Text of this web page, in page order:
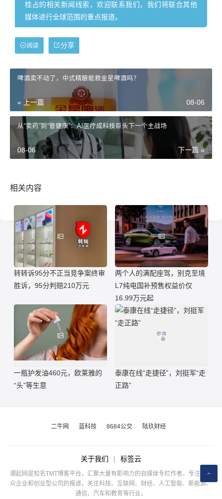
桂占的相关新闻线索，欢迎联系我们，我们将联合其他
媒体进行全球范围的重点报道。
分享
阅读
啤酒卖不动了，中式精酿能救金星啤酒吗？
« 上一篇 08-06
从“卖药”到“管健康”：AI医疗成科技巨头下一个主战场
下一篇 »
08-06
相关内容
转转诉95分不正当竞争案终审
胜诉，95分判赔210万元
两个人的满配座驾，别克至境
L7纯电国补预售权益价仅
16.99万元起
一瓶护发油460元，欧莱雅的
“头”等生意
泰康在线“走捷径”，刘挺军“走
正路”
二牛网 蓝科技 8684公交 陆玖财经
关于我们 | 标签云
潮起网是知名TMT博客平台，汇聚大量有影响力的自媒体专栏作者，专注于公
众企业和创业型公司的报道，关注科技、互联网、财经、人工智能、新能源、
通信、汽车和教育等行业。